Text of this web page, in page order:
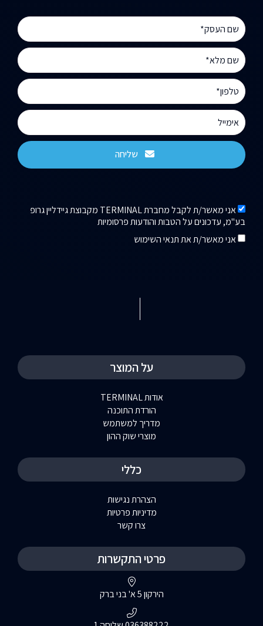
אני מאשר/ת את תנאי השימוש
אני מאשר/ת לקבל מחברת TERMINAL מקבוצת גיידליין גרופ
בע"מ, עדכונים על הטבות והודעות פרסומיות
שליחה
על המוצר
אודות TERMINAL
הורדת התוכנה
מדריך למשתמש
מוצרי שוק ההון
כללי
הצהרת נגישות
מדיניות פרטיות
צרו קשר
פרטי התקשרות
הירקון 5 א' בני ברק